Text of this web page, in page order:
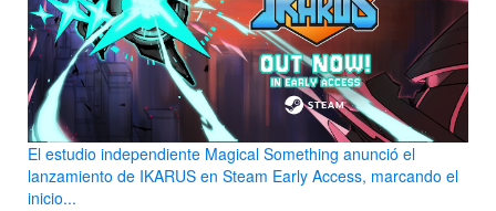
El estudio independiente Magical Something anunció el
lanzamiento de IKARUS en Steam Early Access, marcando el
inicio...